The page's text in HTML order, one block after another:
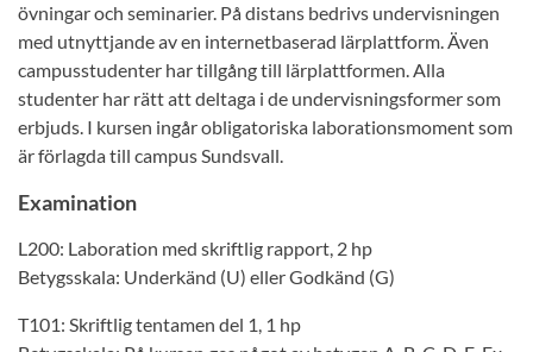
övningar och seminarier. På distans bedrivs undervisningen
med utnyttjande av en internetbaserad lärplattform. Även
campusstudenter har tillgång till lärplattformen. Alla
studenter har rätt att deltaga i de undervisningsformer som
erbjuds. I kursen ingår obligatoriska laborationsmoment som
är förlagda till campus Sundsvall.
Examination
L200: Laboration med skriftlig rapport, 2 hp
Betygsskala: Underkänd (U) eller Godkänd (G)
T101: Skriftlig tentamen del 1, 1 hp